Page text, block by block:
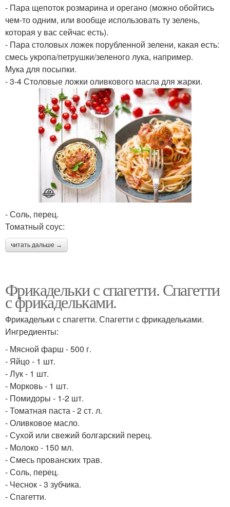
- Пара щепоток розмарина и орегано (можно обойтись
чем-то одним, или вообще использовать ту зелень,
которая у вас сейчас есть).
- Пара столовых ложек порубленной зелени, какая есть:
смесь укропа/петрушки/зеленого лука, например.
Мука для посыпки.
- 3-4 Столовые ложки оливкового масла для жарки.
- Соль, перец.
Томатный соус:
читать дальше →
Фрикадельки с спагетти. Спагетти
с фрикадельками.
Фрикадельки с спагетти. Спагетти с фрикадельками.
Ингредиенты:
- Мясной фарш - 500 г.
- Яйцо - 1 шт.
- Лук - 1 шт.
- Морковь - 1 шт.
- Помидоры - 1-2 шт.
- Томатная паста - 2 ст. л.
- Оливковое масло.
- Сухой или свежий болгарский перец.
- Молоко - 150 мл.
- Смесь прованских трав.
- Соль, перец.
- Чеснок - 3 зубчика.
- Спагетти.